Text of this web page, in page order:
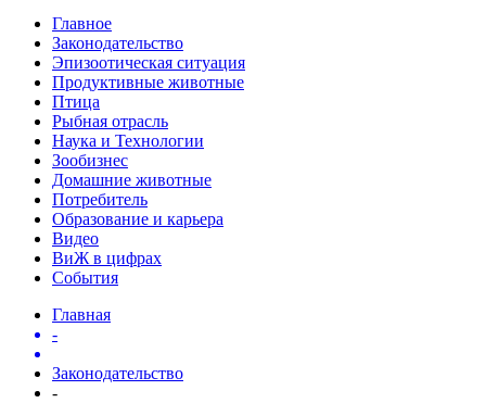
Главное
Законодательство
Эпизоотическая ситуация
Продуктивные животные
Птица
Рыбная отрасль
Наука и Технологии
Зообизнес
Домашние животные
Потребитель
Образование и карьера
Видео
ВиЖ в цифрах
События
Главная
-
Законодательство
-